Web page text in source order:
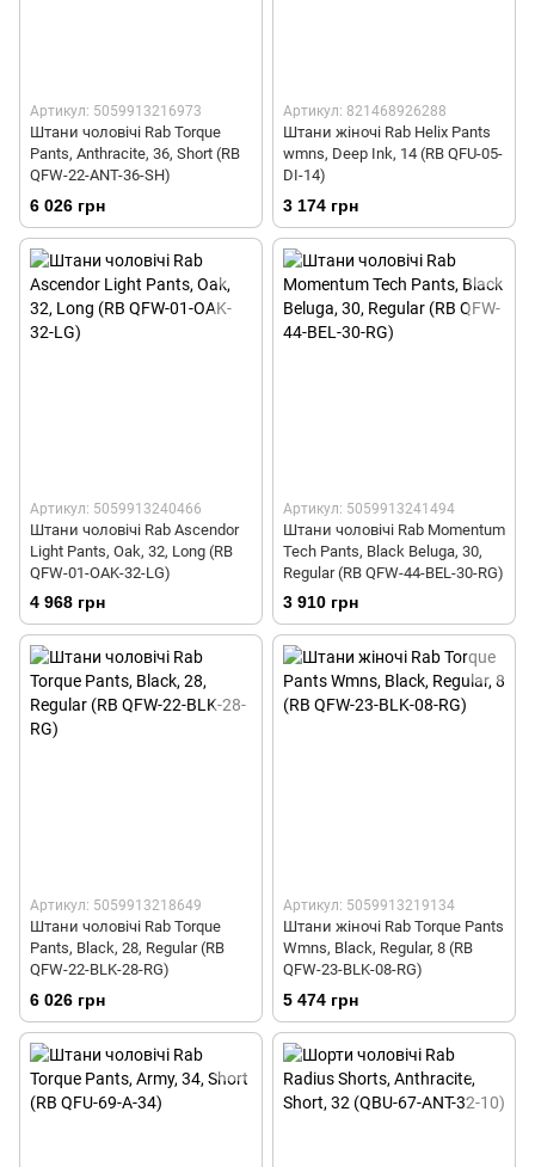
Артикул: 5059913216973
Штани чоловічі Rab Torque
Pants, Anthracite, 36, Short (RB
QFW-22-ANT-36-SH)
6 026 грн
Артикул: 821468926288
Штани жіночі Rab Helix Pants
wmns, Deep Ink, 14 (RB QFU-05-
DI-14)
3 174 грн
Артикул: 5059913240466
Штани чоловічі Rab Ascendor
Light Pants, Oak, 32, Long (RB
QFW-01-OAK-32-LG)
4 968 грн
Артикул: 5059913241494
Штани чоловічі Rab Momentum
Tech Pants, Black Beluga, 30,
Regular (RB QFW-44-BEL-30-RG)
3 910 грн
Артикул: 5059913218649
Штани чоловічі Rab Torque
Pants, Black, 28, Regular (RB
QFW-22-BLK-28-RG)
6 026 грн
Артикул: 5059913219134
Штани жіночі Rab Torque Pants
Wmns, Black, Regular, 8 (RB
QFW-23-BLK-08-RG)
5 474 грн